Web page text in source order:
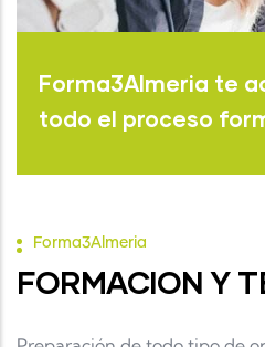
Forma3Almeria te
todo el proceso
Forma3Almeria
FORMACION Y